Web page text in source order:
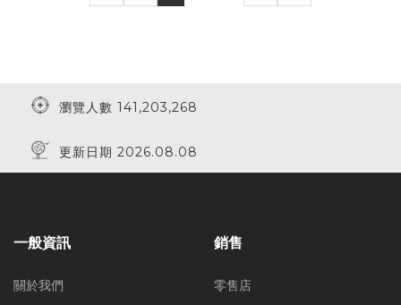
瀏覽人數 141,203,268
更新日期 2026.08.08
一般資訊
關於我們
銷售
零售店